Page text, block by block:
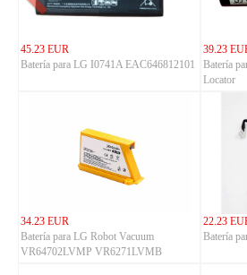
45.23 EUR
Batería para LG I0741A EAC646812101
39.23
Batería
Locator
34.23 EUR
Batería para LG Robot Vacuum
VR64702LVMP VR6271LVMB
22.23
Batería